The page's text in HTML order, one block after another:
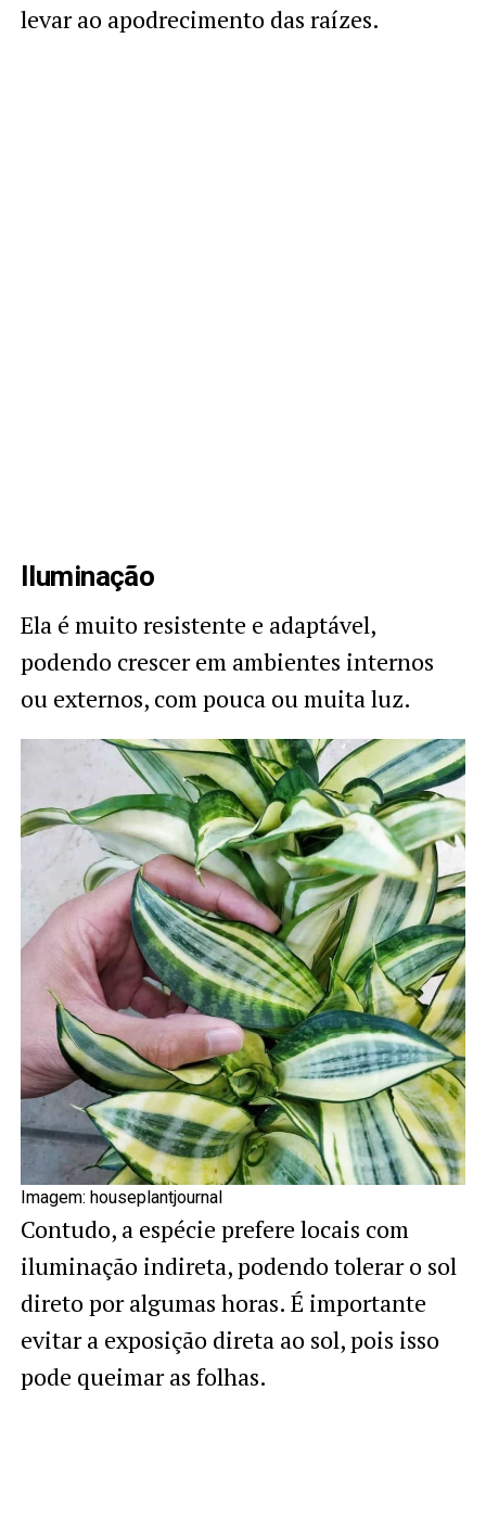
levar ao apodrecimento das raízes.
Iluminação
Ela é muito resistente e adaptável,
podendo crescer em ambientes internos
ou externos, com pouca ou muita luz.
Imagem: houseplantjournal
Contudo, a espécie prefere locais com
iluminação indireta, podendo tolerar o sol
direto por algumas horas. É importante
evitar a exposição direta ao sol, pois isso
pode queimar as folhas.